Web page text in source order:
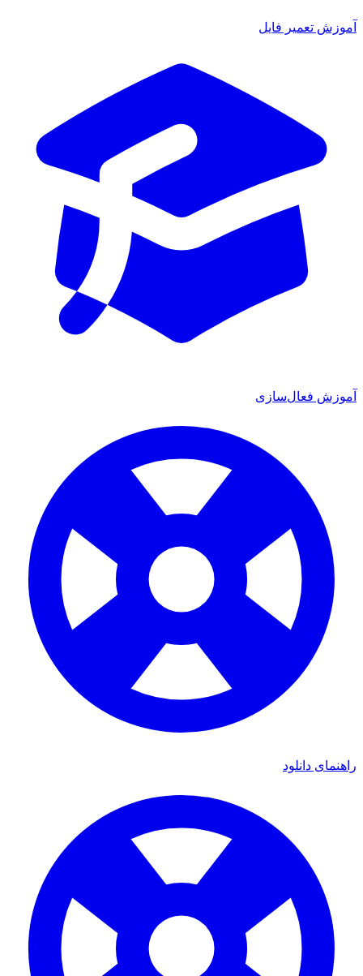
آموزش تعمیر فایل
آموزش فعال‌سازی
راهنمای دانلود